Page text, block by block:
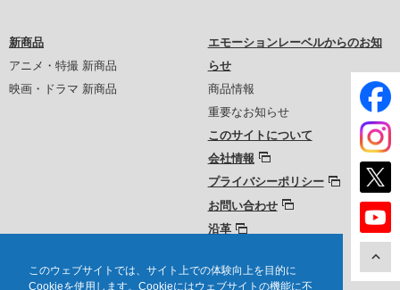
このウェブサイトでは、サイト上での体験向上を目的に
Cookieを使用します。Cookieにはウェブサイトの機能に不
新商品
アニメ・特撮 新商品
映画・ドラマ 新商品
エモーションレーベルからのお知
らせ
商品情報
重要なお知らせ
このサイトについて
会社情報
プライバシーポリシー
お問い合わせ
沿革